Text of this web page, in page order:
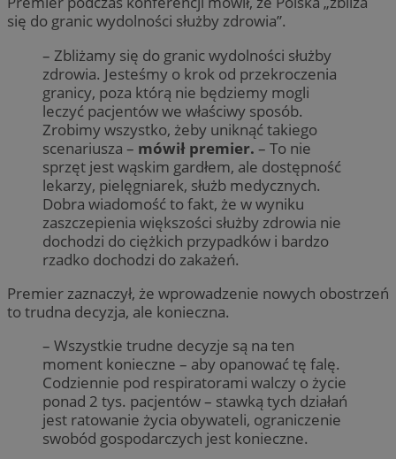
się do granic wydolności służby zdrowia”.
– Zbliżamy się do granic wydolności służby
zdrowia. Jesteśmy o krok od przekroczenia
granicy, poza którą nie będziemy mogli
leczyć pacjentów we właściwy sposób.
Zrobimy wszystko, żeby uniknąć takiego
scenariusza – mówił premier. – To nie
sprzęt jest wąskim gardłem, ale dostępność
lekarzy, pielęgniarek, służb medycznych.
Dobra wiadomość to fakt, że w wyniku
zaszczepienia większości służby zdrowia nie
dochodzi do ciężkich przypadków i bardzo
rzadko dochodzi do zakażeń.
Premier zaznaczył, że wprowadzenie nowych obostrzeń
to trudna decyzja, ale konieczna.
– Wszystkie trudne decyzje są na ten
moment konieczne – aby opanować tę falę.
Codziennie pod respiratorami walczy o życie
ponad 2 tys. pacjentów – stawką tych działań
jest ratowanie życia obywateli, ograniczenie
swobód gospodarczych jest konieczne.